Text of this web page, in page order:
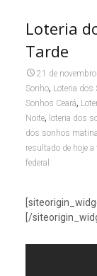
Loteria
Tarde
21 de
Sonho, Loteria dos
Sonhos Ceará,
Noite, loteria dos
dos sonhos matinal
resultado de hoje a
federal
[/